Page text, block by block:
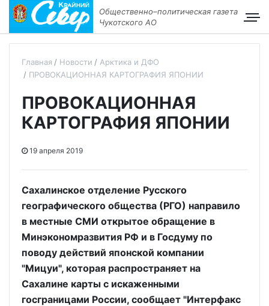
Общественно–политическая газета
Чукотского АО
Главная Новости
Арктика и ДФО
ПРОВОКАЦИОННАЯ КАРТОГРАФИЯ ЯПОНИИ
ПРОВОКАЦИОННАЯ
КАРТОГРАФИЯ ЯПОНИИ
19 апреля 2019
Сахалинское отделение Русского
географического общества (РГО) направило
в местные СМИ открытое обращение в
Минэкономразвития РФ и в Госдуму по
поводу действий японской компании
"Мицуи", которая распространяет на
Сахалине карты с искаженными
госграницами России, сообщает "Интерфакс